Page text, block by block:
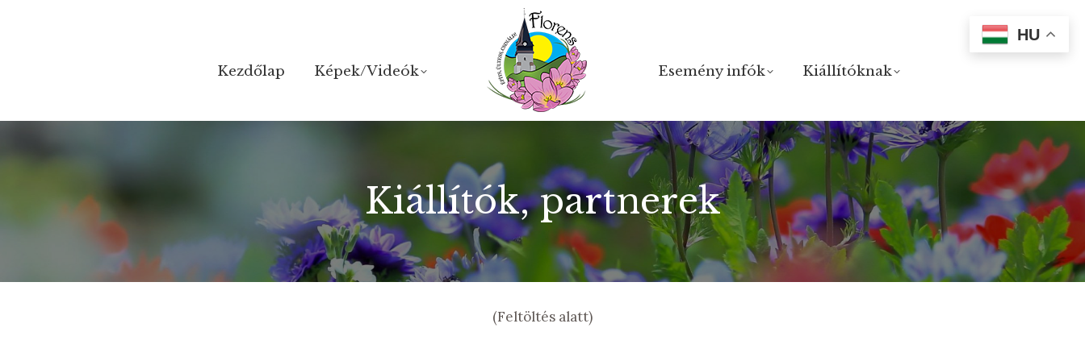
Kezdőlap Képek/Videók Esemény infók Kiállítóknak
Kiállítók, partnerek
(Feltöltés alatt)
HU
Kezdőlap Képek/Videók Esemény infók Kiállítóknak